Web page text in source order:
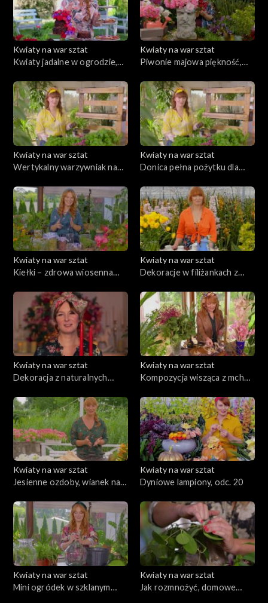
Kwiaty na warsztat
Kwiaty jadalne w ogrodzie,
Kwiaty na warsztat
Piwonie majowa piękność,
Kwiaty na warsztat
Wertykalny warzywniak na
Kwiaty na warsztat
Donica pełna pożytku dla
Kwiaty na warsztat
Kiełki – zdrowa wiosenna
Kwiaty na warsztat
Dekoracje w filiżankach z
odc. 25
Kwiaty na warsztat
Dekoracja z naturalnych
stół, odc. 24
Kwiaty na warsztat
Kompozycja wisząca z mchu i
Kwiaty na warsztat
Jesienne ozdoby, wianek na
Kwiaty na warsztat
Dyniowe lampiony, odc. 20
Kwiaty na warsztat
Mini ogródek w szklanym
Kwiaty na warsztat
Jak rozmnożyć, domowe